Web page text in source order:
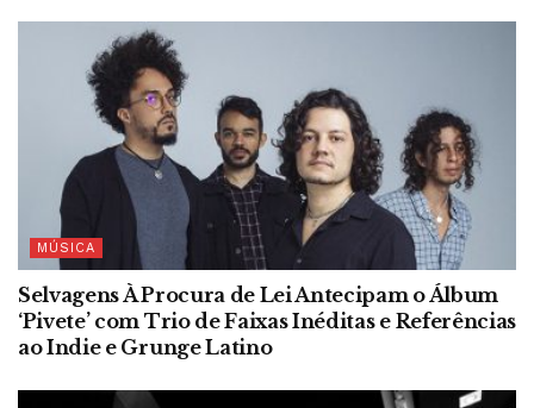
MÚSICA
Selvagens À Procura de Lei Antecipam o Álbum
‘Pivete’ com Trio de Faixas Inéditas e Referências
ao Indie e Grunge Latino